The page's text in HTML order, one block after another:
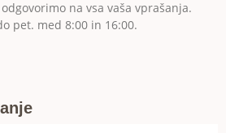
na vsa vaša vprašanja.
pet. med 8:00 in 16:00.